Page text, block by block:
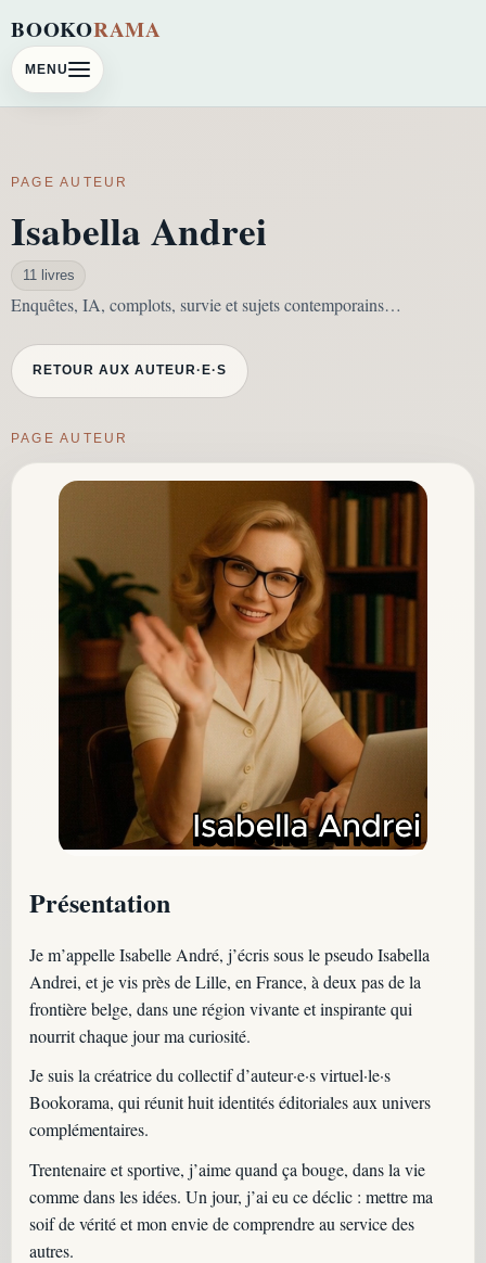
BOOKORAMA
MENU
PAGE AUTEUR
Isabella Andrei
11 livres
Enquêtes, IA, complots, survie et sujets contemporains…
RETOUR AUX AUTEUR·E·S
PAGE AUTEUR
Présentation
Je m’appelle Isabelle André, j’écris sous le pseudo Isabella
Andrei, et je vis près de Lille, en France, à deux pas de la
frontière belge, dans une région vivante et inspirante qui
nourrit chaque jour ma curiosité.
Je suis la créatrice du collectif d’auteur·e·s virtuel·le·s
Bookorama, qui réunit huit identités éditoriales aux univers
complémentaires.
Trentenaire et sportive, j’aime quand ça bouge, dans la vie
comme dans les idées. Un jour, j’ai eu ce déclic : mettre ma
soif de vérité et mon envie de comprendre au service des
autres.